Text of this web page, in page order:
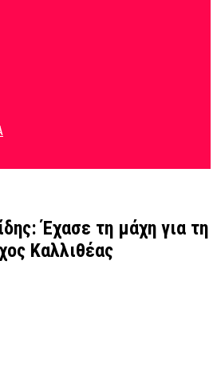
Έχασε τη μάχη για τη
Καλλιθέας